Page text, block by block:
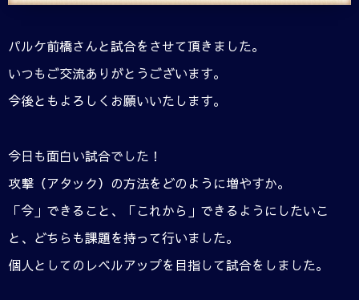
パルケ前橋さんと試合をさせて頂きました。
いつもご交流ありがとうございます。
今後ともよろしくお願いいたします。
今日も面白い試合でした！
攻撃（アタック）の方法をどのように増やすか。
「今」できること、「これから」できるようにしたいこ
と、どちらも課題を持って行いました。
個人としてのレベルアップを目指して試合をしました。